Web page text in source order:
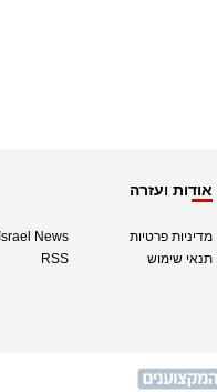
אודות ועזרה
מדיניות פרטיות
תנאי שימוש
Israel News
RSS